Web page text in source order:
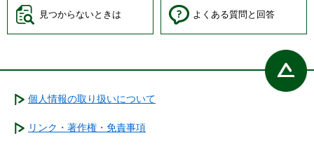
見つからないときは よくある質問と回答
個人情報の取り扱いについて
リンク・著作権・免責事項